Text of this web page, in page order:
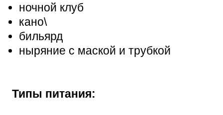
ночной клуб
кано\
бильярд
ныряние с маской и трубкой
Типы питания: